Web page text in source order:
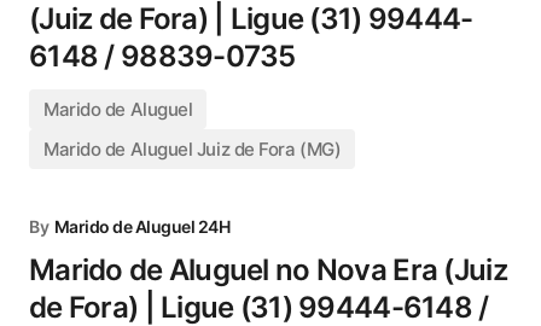
(Juiz de Fora) | Ligue (31) 99444-
6148 / 98839-0735
Marido de Aluguel
Marido de Aluguel Juiz de Fora (MG)
By Marido de Aluguel 24H
Marido de Aluguel no Nova Era (Juiz
de Fora) | Ligue (31) 99444-6148 /